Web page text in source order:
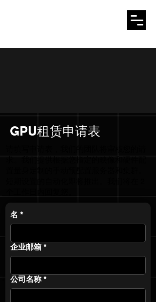
GPU租赁申请表
请填写申请表，我们的团队将审核您的请
求。我们提供根据您指定的映像和硬件配
置量身定制的手动预配置服务器和集群。
名 *
企业邮箱 *
公司名称 *